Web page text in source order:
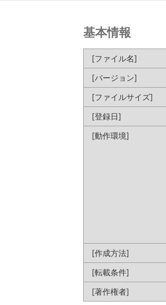
基本情報
[ファイル名]
[バージョン]
[ファイルサイズ]
[登録日]
[動作環境]
[作成方法]
[転載条件]
[著作権者]